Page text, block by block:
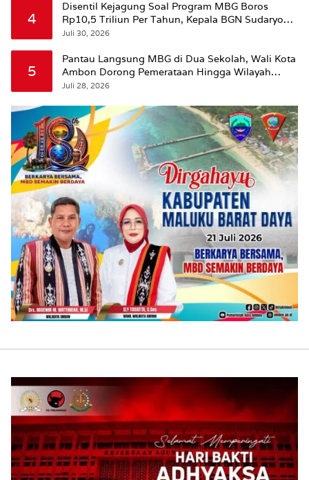
4
Disentil Kejagung Soal Program MBG Boros
Rp10,5 Triliun Per Tahun, Kepala BGN Sudaryono
Beri Penjelasan
Juli 30, 2026
5
Pantau Langsung MBG di Dua Sekolah, Wali Kota
Ambon Dorong Pemerataan Hingga Wilayah
Leitimur Selatan
Juli 28, 2026